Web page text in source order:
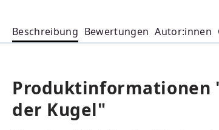
Beschreibung Bewertungen Autor:innen
Produktinformationen
der Kugel"